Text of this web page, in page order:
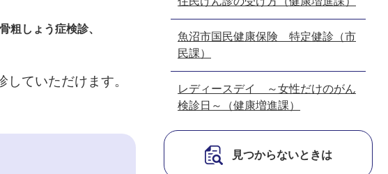
粗しょう症検診、
していただけます。
魚沼市国民健康保険 特定健診（市
民課）
レディースデイ ～女性だけのがん
検診日～（健康増進課）
見つからないときは